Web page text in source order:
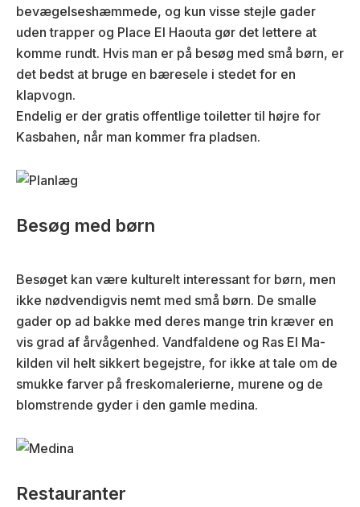
bevægelseshæmmede, og kun visse stejle gader
uden trapper og Place El Haouta gør det lettere at
komme rundt. Hvis man er på besøg med små børn, er
det bedst at bruge en bæresele i stedet for en
klapvogn.
Endelig er der gratis offentlige toiletter til højre for
Kasbahen, når man kommer fra pladsen.
Besøg med børn
Besøget kan være kulturelt interessant for børn, men
ikke nødvendigvis nemt med små børn. De smalle
gader op ad bakke med deres mange trin kræver en
vis grad af årvågenhed. Vandfaldene og Ras El Ma-
kilden vil helt sikkert begejstre, for ikke at tale om de
smukke farver på freskomalerierne, murene og de
blomstrende gyder i den gamle medina.
Restauranter